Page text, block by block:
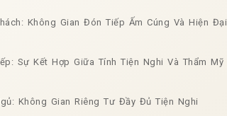
Không Gian Đón Tiếp Ấm Cúng Và Hiện Đại
Sự Kết Hợp Giữa Tính Tiện Nghi Và Thẩm Mỹ
Không Gian Riêng Tư Đầy Đủ Tiện Nghi